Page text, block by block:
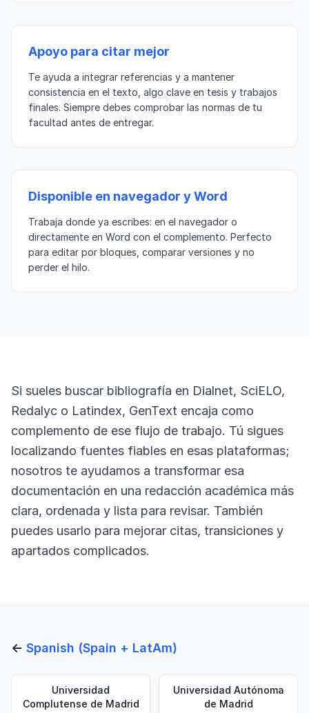
Apoyo para citar mejor
Te ayuda a integrar referencias y a mantener
consistencia en el texto, algo clave en tesis y trabajos
finales. Siempre debes comprobar las normas de tu
facultad antes de entregar.
Disponible en navegador y Word
Trabaja donde ya escribes: en el navegador o
directamente en Word con el complemento. Perfecto
para editar por bloques, comparar versiones y no
perder el hilo.
Si sueles buscar bibliografía en Dialnet, SciELO,
Redalyc o Latindex, GenText encaja como
complemento de ese flujo de trabajo. Tú sigues
localizando fuentes fiables en esas plataformas;
nosotros te ayudamos a transformar esa
documentación en una redacción académica más
clara, ordenada y lista para revisar. También
puedes usarlo para mejorar citas, transiciones y
apartados complicados.
← Spanish (Spain + LatAm)
Universidad
Complutense de Madrid
Universidad Autónoma
de Madrid